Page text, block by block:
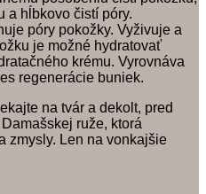
a hĺbkovo čistí póry.
póry pokožky. Vyživuje a
je možné hydratovať
krému. Vyrovnáva
regenerácie buniek.
na tvár a dekolt, pred
ruže, ktorá
zmysly. Len na vonkajšie